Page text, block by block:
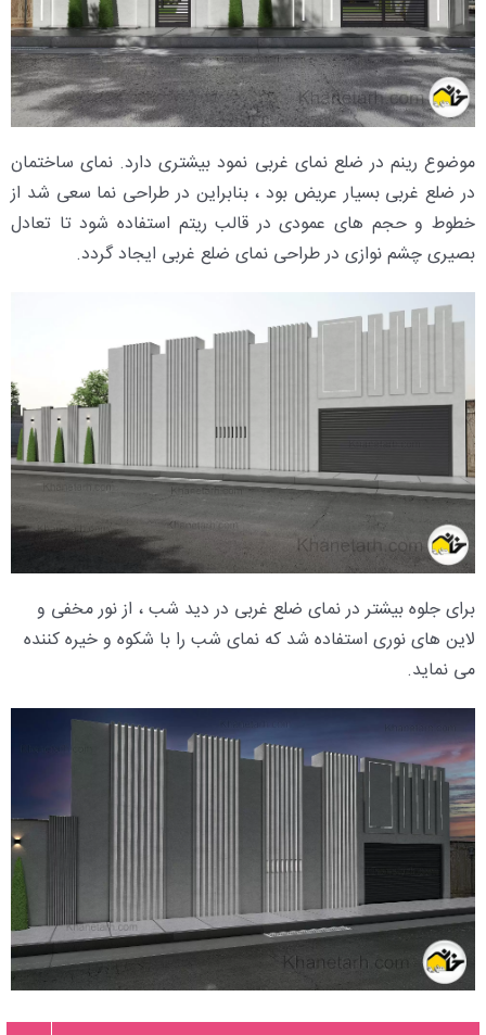
موضوع رینم در ضلع نمای غربی نمود بیشتری دارد. نمای ساختمان
در ضلع غربی بسیار عریض بود ، بنابراین در طراحی نما سعی شد از
خطوط و حجم های عمودی در قالب ریتم استفاده شود تا تعادل
بصیری چشم نوازی در طراحی نمای ضلع غربی ایجاد گردد.
برای جلوه بیشتر در نمای ضلع غربی در دید شب ، از نور مخفی و
لاین های نوری استفاده شد که نمای شب را با شکوه و خیره کننده
می نماید.